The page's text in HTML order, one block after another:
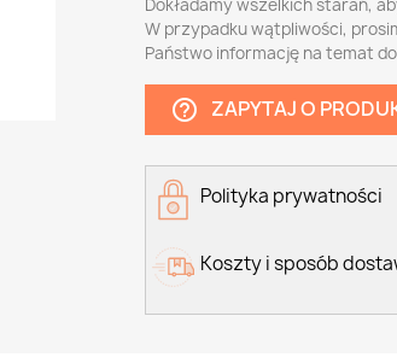
Dokładamy wszelkich starań,
W przypadku wątpliwości,
Państwo informację na temat
help_outline ZAPYTAJ O
Polityka prywatności
Koszty i sposób